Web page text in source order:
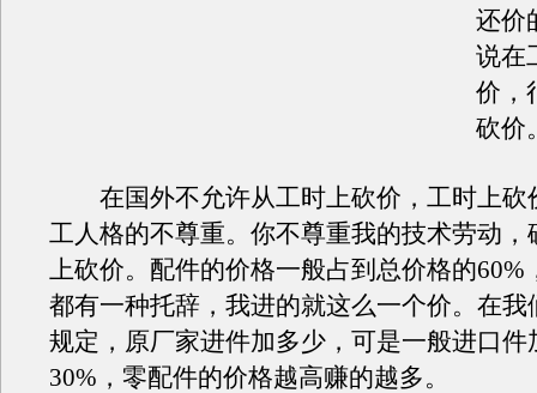
还价
说在
价，
砍价
在国外不允许从工时上砍价，工时上砍
工人格的不尊重。你不尊重我的技术劳动，
上砍价。配件的价格一般占到总价格的60%
都有一种托辞，我进的就这么一个价。在我
规定，原厂家进件加多少，可是一般进口
30%，零配件的价格越高赚的越多。